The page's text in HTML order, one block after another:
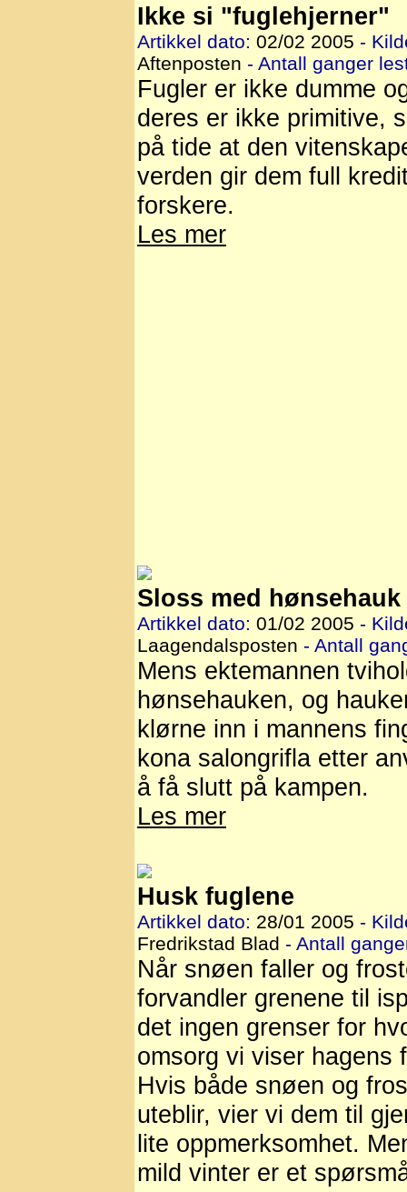
Ikke si "fuglehjerner"
Artikkel dato: 02/02 2005 -
Aftenposten - Antall ganger
Fugler er ikke dumme
deres er ikke primitive,
på tide at den
verden gir dem full
forskere.
Les mer
Sloss med
Artikkel dato: 01/02 2005 -
Laagendalsposten - Antall
Mens ektemannen
hønsehauken, og
klørne inn i mannens
kona salongrifla etter
å få slutt på kampen.
Les mer
Husk fuglene
Artikkel dato: 28/01 2005 -
Fredrikstad Blad - Antall
Når snøen faller og
forvandler grenene til
det ingen grenser for
omsorg vi viser hagens
Hvis både snøen og
uteblir, vier vi dem til
lite oppmerksomhet.
mild vinter er et